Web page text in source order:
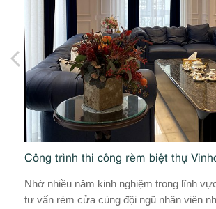
Công trình thi công rèm biệt thự
Nhờ nhiều năm kinh nghiệm trong lĩnh
tư vấn rèm cửa cùng đội ngũ nhân viên